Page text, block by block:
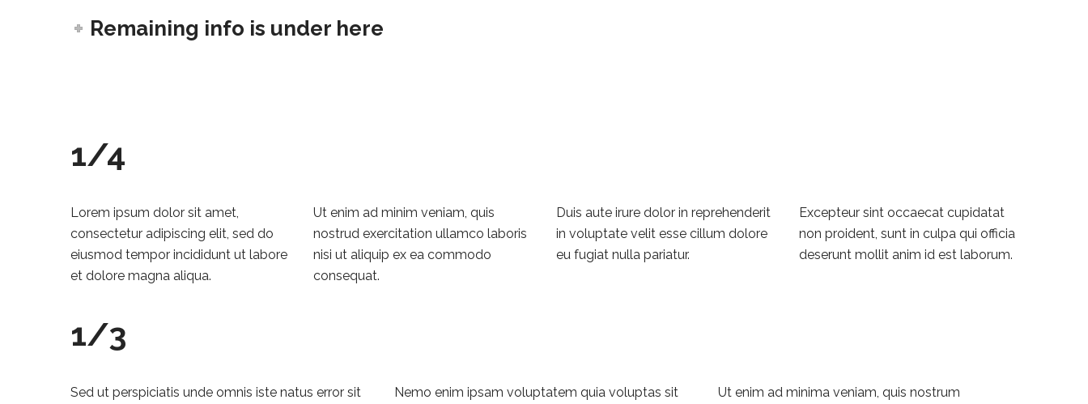
Remaining info is under here
1/4
Lorem ipsum dolor sit amet,
consectetur adipiscing elit, sed do
eiusmod tempor incididunt ut labore
et dolore magna aliqua.
Ut enim ad minim veniam, quis
nostrud exercitation ullamco laboris
nisi ut aliquip ex ea commodo
consequat.
Duis aute irure dolor in reprehenderit
in voluptate velit esse cillum dolore
eu fugiat nulla pariatur.
Excepteur sint occaecat cupidatat
non proident, sunt in culpa qui officia
deserunt mollit anim id est laborum.
1/3
Sed ut perspiciatis unde omnis iste natus error sit
Nemo enim ipsam voluptatem quia voluptas sit
Ut enim ad minima veniam, quis nostrum